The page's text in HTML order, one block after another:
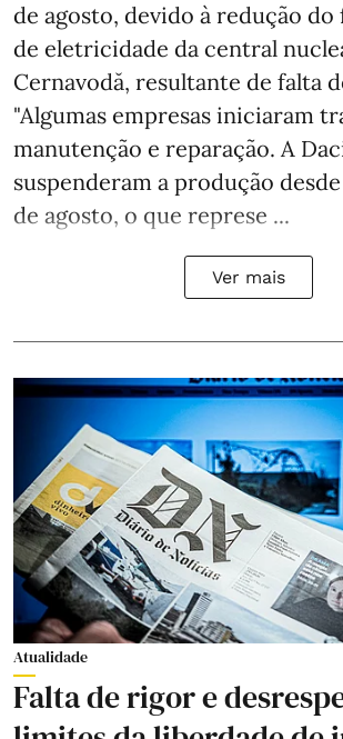
de agosto, devido à redução
de eletricidade da central
Cernavodă, resultante de falta
"Algumas empresas iniciaram
manutenção e reparação. A
suspenderam a produção
de agosto, o que represe ...
Ver mais
Atualidade
Falta de rigor e